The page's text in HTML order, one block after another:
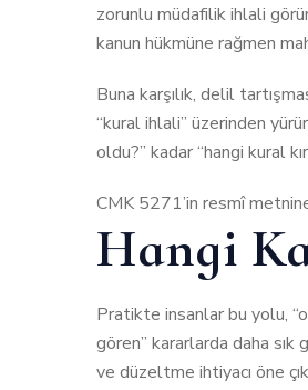
zorunlu müdafilik ihlali
kanun hükmüne rağmen
Buna karşılık, delil
“kural ihlali” üzerinden
oldu?” kadar “hangi kural
CMK 5271’in resmî
Hangi
Pratikte insanlar bu yolu,
gören” kararlarda daha sık
ve düzeltme ihtiyacı öne